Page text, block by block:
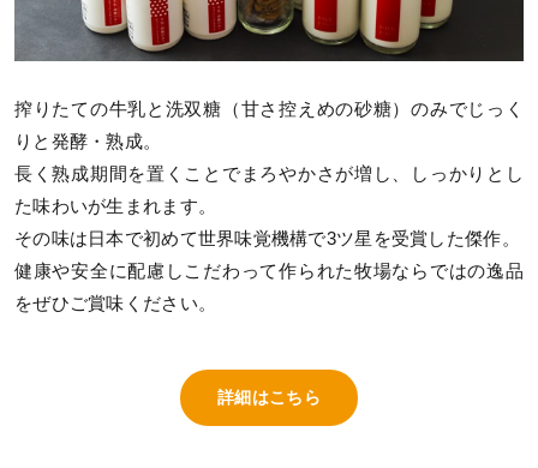
搾りたての牛乳と洗双糖（甘さ控えめの砂糖）のみでじっく
りと発酵・熟成。
長く熟成期間を置くことでまろやかさが増し、しっかりとし
た味わいが生まれます。
その味は日本で初めて世界味覚機構で3ツ星を受賞した傑作。
健康や安全に配慮しこだわって作られた牧場ならではの逸品
をぜひご賞味ください。
詳細はこちら